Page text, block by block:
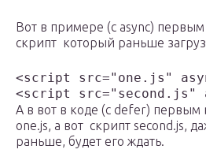
Вот в примере (с async) первым
скрипт который раньше
<script src="one.js"
<script src="second.js"
А в вот в коде (с defer) первым
one.js, а вот скрипт second.js,
раньше, будет его ждать.